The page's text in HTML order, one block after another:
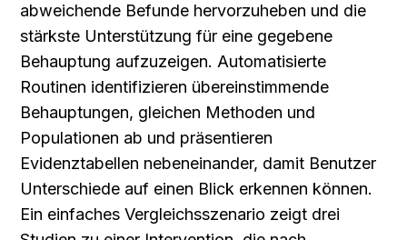
abweichende Befunde hervorzuheben und die
stärkste Unterstützung für eine gegebene
Behauptung aufzuzeigen. Automatisierte
Routinen identifizieren übereinstimmende
Behauptungen, gleichen Methoden und
Populationen ab und präsentieren
Evidenztabellen nebeneinander, damit Benutzer
Unterschiede auf einen Blick erkennen können.
Ein einfaches Vergleichsszenario zeigt drei